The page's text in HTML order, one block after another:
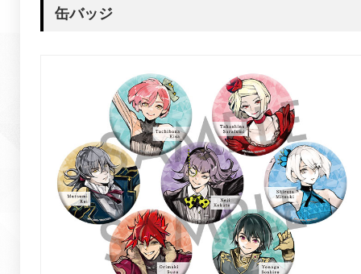
缶バッジ